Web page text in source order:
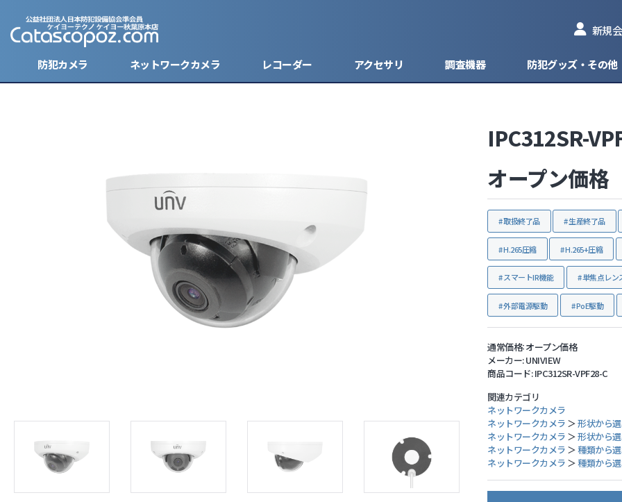
新規
防犯カメラ
小型防犯カメラ
HD-CVI
AHD
HD-SDI
EX-SDI
CVBS/アナログ
ネットワークカメラ
見守りカメラ
レコーダー
1台 - 8台入力
アクセサリ
レンズ
ハウジング・ブラケット
分割器・分配器
調査機器
ボタン型カメラ
腕時計型カメラ
小型カメラ
防犯グッズ・その他
IPC312SR-
オープン価格
取扱終了品 生産終了品
H.265圧縮 H.265+圧縮
スマートIR機能 単焦点レン
外部電源駆動 PoE駆動
通常価格:オープン価格
メーカー:UNIVIEW
商品コード:IPC312SR-VPF28-C
関連カテゴリ
ネットワークカメラ
ネットワークカメラ ＞形状から
ネットワークカメラ ＞形状から
ネットワークカメラ ＞種類から
ネットワークカメラ ＞種類から